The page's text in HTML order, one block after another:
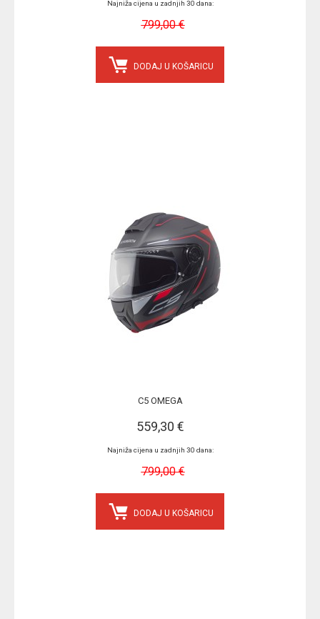
Najniža cijena u zadnjih 30 dana:
799,00 €
DODAJ U KOŠARICU
C5 OMEGA
559,30 €
Najniža cijena u zadnjih 30 dana:
799,00 €
DODAJ U KOŠARICU